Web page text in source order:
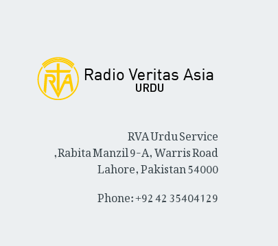
RVA Urdu Service
Rabita Manzil 9-A, Warris Road,
Lahore, Pakistan 54000
Phone: +92 42 35404129